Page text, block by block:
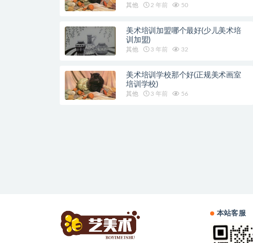
其他 2 年前 50
美术培训加盟哪个最好(少儿美术培
训加盟)
其他 3 年前 32
美术培训学校那个好(正规美术画室
培训学校)
其他 3 年前 56
本站客服